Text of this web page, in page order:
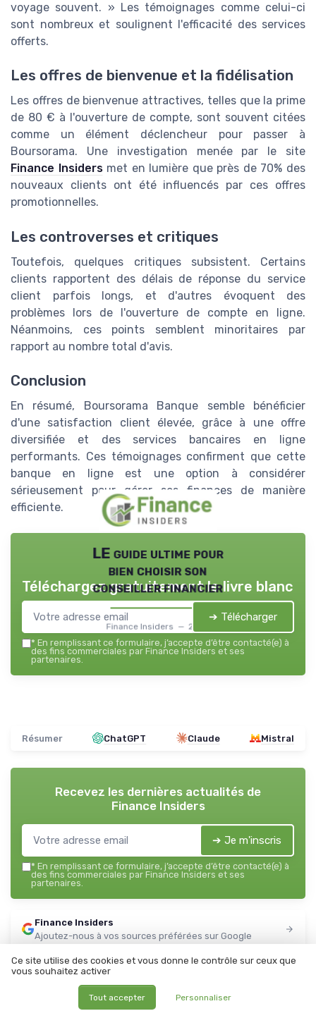
voyage souvent. » Les témoignages comme celui-ci
sont nombreux et soulignent l'efficacité des services
offerts.
Les offres de bienvenue et la fidélisation
Les offres de bienvenue attractives, telles que la prime
de 80 € à l'ouverture de compte, sont souvent citées
comme un élément déclencheur pour passer à
Boursorama. Une investigation menée par le site
Finance Insidersmet en lumière que près de 70% des
nouveaux clients ont été influencés par ces offres
promotionnelles.
Les controverses et critiques
Toutefois, quelques critiques subsistent. Certains
clients rapportent des délais de réponse du service
client parfois longs, et d'autres évoquent des
problèmes lors de l'ouverture de compte en ligne.
Néanmoins, ces points semblent minoritaires par
rapport au nombre total d'avis.
Conclusion
En résumé, Boursorama Banque semble bénéficier
d'une satisfaction client élevée, grâce à une offre
diversifiée et des services bancaires en ligne
performants. Ces témoignages confirment que cette
banque en ligne est une option à considérer
sérieusement pour gérer ses finances de manière
efficiente.
LE guide ultime pour
bien choisir son
conseiller financier
Finance Insiders — 2026
Téléchargez gratuitement le livre blanc
➔ Télécharger
* En remplissant ce formulaire, j’accepte d’être contacté(e) à
des fins commerciales par Finance Insiders et ses
partenaires.
Résumer ChatGPT Claude Mistral
Recevez les dernières actualités de
Finance Insiders
➔ Je m'inscris
* En remplissant ce formulaire, j’accepte d’être contacté(e) à
des fins commerciales par Finance Insiders et ses
partenaires.
Finance Insiders
Ajoutez-nous à vos sources préférées sur Google
Parole d'experts
Ce site utilise des cookies et vous donne le contrôle sur ceux que
vous souhaitez activer
Tout accepter Personnaliser